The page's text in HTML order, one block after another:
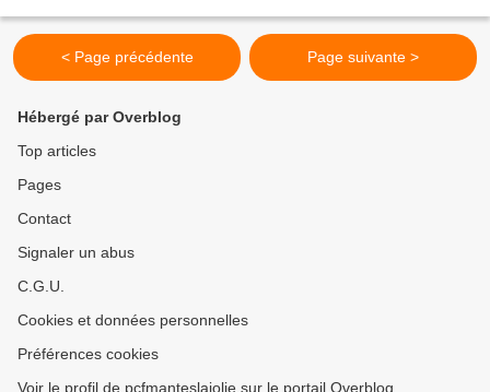
< Page précédente Page suivante >
Hébergé par Overblog
Top articles
Pages
Contact
Signaler un abus
C.G.U.
Cookies et données personnelles
Préférences cookies
Voir le profil de pcfmanteslajolie sur le portail Overblog